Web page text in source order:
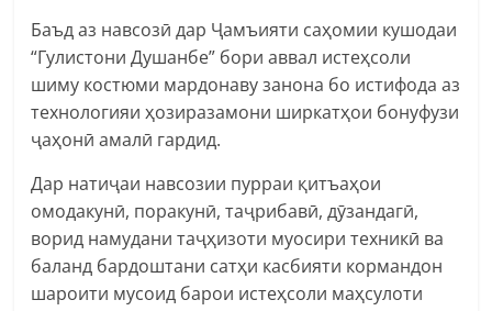
Баъд аз навсозӣ дар Ҷамъияти саҳомии кушодаи
“Гулистони Душанбе” бори аввал истеҳсоли
шиму костюми мардонаву занона бо истифода аз
технологияи ҳозиразамони ширкатҳои бонуфузи
ҷаҳонӣ амалӣ гардид.
Дар натиҷаи навсозии пурраи қитъаҳои
омодакунӣ, поракунӣ, таҷрибавӣ, дӯзандагӣ,
ворид намудани таҷҳизоти муосири техникӣ ва
баланд бардоштани сатҳи касбияти кормандон
шароити мусоид барои истеҳсоли маҳсулоти